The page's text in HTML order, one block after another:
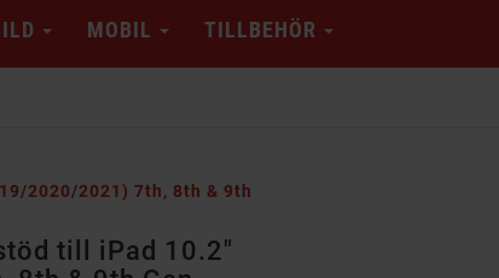
MOBIL TILLBEHÖR
2020/2021) 7th, 8th & 9th
till iPad 10.2"